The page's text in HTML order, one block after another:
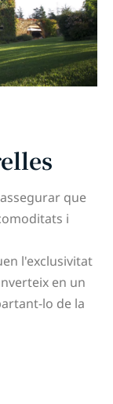
que
i
l'exclusivitat
en un
lo de la